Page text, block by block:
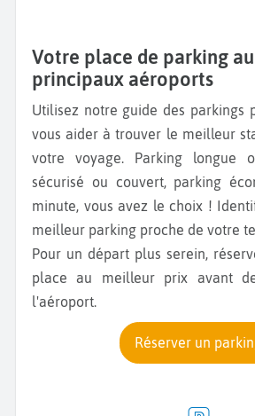
Votre place de parking
principaux aéroports
Utilisez notre guide des parkings par aéroport pour
vous aider à trouver le meilleur
votre voyage. Parking longue
sécurisé ou couvert, parking
minute, vous avez le choix !
meilleur parking proche de votre
Pour un départ plus serein,
place au meilleur prix avant
l'aéroport.
Réserver un